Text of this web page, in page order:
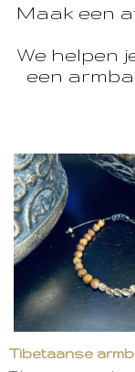
Maak een
We helpen
een
Tibetaanse